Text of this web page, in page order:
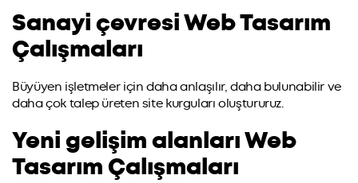
Sanayi çevresi Web Tasarım
Çalışmaları
Büyüyen işletmeler için daha anlaşılır, daha bulunabilir ve
daha çok talep üreten site kurguları oluştururuz.
Yeni gelişim alanları Web
Tasarım Çalışmaları